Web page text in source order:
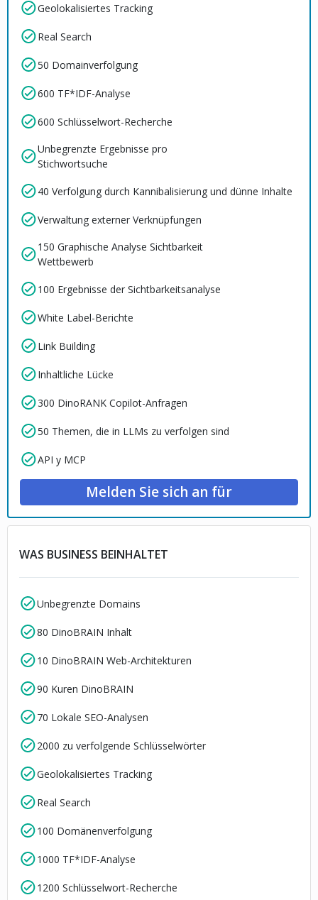
Geolokalisiertes Tracking
Real Search
50 Domainverfolgung
600 TF*IDF-Analyse
600 Schlüsselwort-Recherche
Unbegrenzte Ergebnisse pro
Stichwortsuche
40 Verfolgung durch Kannibalisierung und dünne Inhalte
Verwaltung externer Verknüpfungen
150 Graphische Analyse Sichtbarkeit
Wettbewerb
100 Ergebnisse der Sichtbarkeitsanalyse
White Label-Berichte
Link Building
Inhaltliche Lücke
300 DinoRANK Copilot-Anfragen
50 Themen, die in LLMs zu verfolgen sind
API y MCP
Melden Sie sich an für
WAS BUSINESS BEINHALTET
Unbegrenzte Domains
80 DinoBRAIN Inhalt
10 DinoBRAIN Web-Architekturen
90 Kuren DinoBRAIN
70 Lokale SEO-Analysen
2000 zu verfolgende Schlüsselwörter
Geolokalisiertes Tracking
Real Search
100 Domänenverfolgung
1000 TF*IDF-Analyse
1200 Schlüsselwort-Recherche